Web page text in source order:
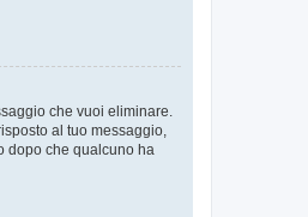
che vuoi eliminare.
al tuo messaggio,
dopo che qualcuno ha